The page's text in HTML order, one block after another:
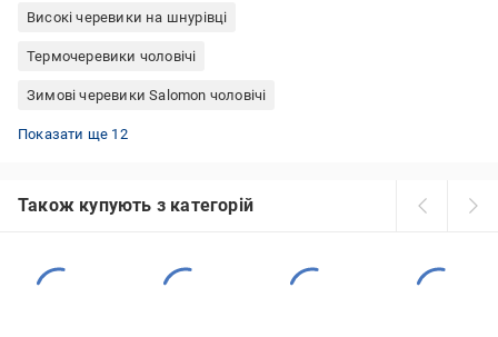
Високі черевики на шнурівці
Термочеревики чоловічі
Зимові черевики Salomon чоловічі
Трекінгові черевики Lowa
Черевики чоловічі осінні
Зимові черевики Puma
Гумові черевики жіночі
Черевики чорні жіночі
Черевики Nike чоловічі зимові
Черевики жіночі RIEKER
Зимові черевики Puma жіночі
Жіночі демісезонні черевики на низькому ходу
Зимові черевики THE NORTH FACE жіночі
Жіночі черевики 42 розмір
Чоловічі черевики Lacoste
Показати ще 12
Також купують з категорій